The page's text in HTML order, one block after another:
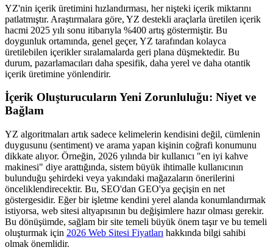
YZ'nin içerik üretimini hızlandırması, her nişteki içerik miktarını
patlatmıştır. Araştırmalara göre, YZ destekli araçlarla üretilen içerik
hacmi 2025 yılı sonu itibarıyla %400 artış göstermiştir. Bu
doygunluk ortamında, genel geçer, YZ tarafından kolayca
üretilebilen içerikler sıralamalarda geri plana düşmektedir. Bu
durum, pazarlamacıları daha spesifik, daha yerel ve daha otantik
içerik üretimine yönlendirir.
İçerik Oluşturucuların Yeni Zorunluluğu: Niyet ve
Bağlam
YZ algoritmaları artık sadece kelimelerin kendisini değil, cümlenin
duygusunu (sentiment) ve arama yapan kişinin coğrafi konumunu
dikkate alıyor. Örneğin, 2026 yılında bir kullanıcı "en iyi kahve
makinesi" diye arattığında, sistem büyük ihtimalle kullanıcının
bulunduğu şehirdeki veya yakındaki mağazaların önerilerini
önceliklendirecektir. Bu, SEO'dan GEO'ya geçişin en net
göstergesidir. Eğer bir işletme kendini yerel alanda konumlandırmak
istiyorsa, web sitesi altyapısının bu değişimlere hazır olması gerekir.
Bu dönüşümde, sağlam bir site temeli büyük önem taşır ve bu temeli
oluşturmak için 2026 Web Sitesi Fiyatları hakkında bilgi sahibi
olmak önemlidir.